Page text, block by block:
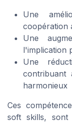
Une
coopération
Une
l'implication
Une
contribuant
harmonieux
Ces
soft skills, sont